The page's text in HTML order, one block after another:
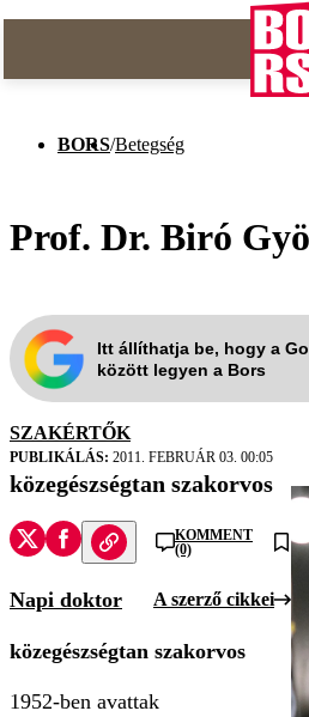
BORS/Betegség
Prof. Dr. Biró
Itt állíthatja be, hogy a
között legyen a Bors
SZAKÉRTŐK
PUBLIKÁLÁS: 2011. FEBRUÁR 03. 00:05
közegészségtan szakorvos
KOMMENT
(0)
Napi doktor A szerző cikkei
közegészségtan szakorvos
1952-ben avattak